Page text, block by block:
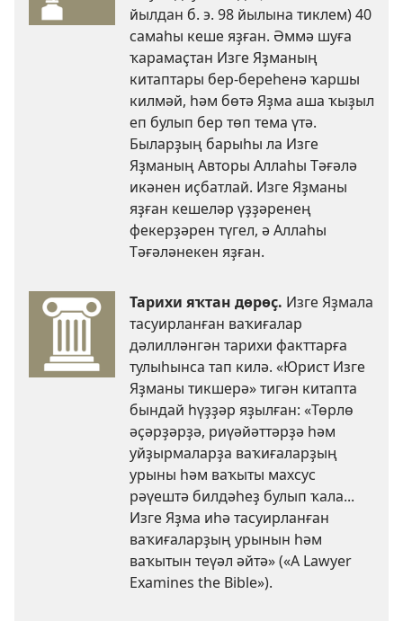
йылдан б. э. 98 йылына тиклем) 40
самаһы кеше яҙған. Әммә шуға
ҡарамаҫтан Изге Яҙманың
китаптары бер-береһенә ҡаршы
килмәй, һәм бөтә Яҙма аша ҡыҙыл
еп булып бер төп тема үтә.
Быларҙың барыһы ла Изге
Яҙманың Авторы Аллаһы Тәғәлә
икәнен иҫбатлай. Изге Яҙманы
яҙған кешеләр үҙҙәренең
фекерҙәрен түгел, ә Аллаһы
Тәғәләнекен яҙған.
Тарихи яҡтан дөрөҫ. Изге Яҙмала
тасуирланған ваҡиғалар
дәлилләнгән тарихи факттарға
тулыһынса тап килә. «Юрист Изге
Яҙманы тикшерә» тигән китапта
бындай һүҙҙәр яҙылған: «Төрлө
әҫәрҙәрҙә, риүәйәттәрҙә һәм
уйҙырмаларҙа ваҡиғаларҙың
урыны һәм ваҡыты махсус
рәүештә билдәһеҙ булып ҡала...
Изге Яҙма иһә тасуирланған
ваҡиғаларҙың урынын һәм
ваҡытын теүәл әйтә» («A Lawyer
Examines the Bible»).